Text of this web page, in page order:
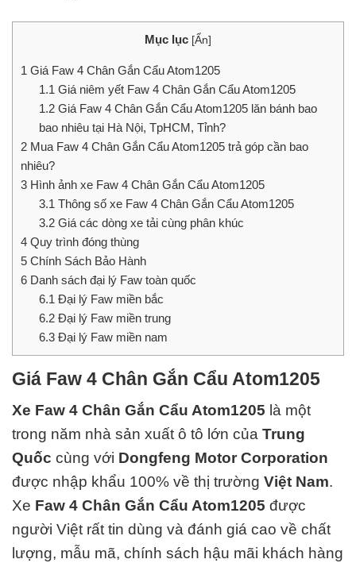
Mục lục [Ẩn]
1 Giá Faw 4 Chân Gắn Cẩu Atom1205
1.1Giá niêm yết Faw 4 Chân Gắn Cẩu Atom1205
1.2Giá Faw 4 Chân Gắn Cẩu Atom1205 lăn bánh bao
bao nhiêu tại Hà Nội, TpHCM, Tỉnh?
2 Mua Faw 4 Chân Gắn Cẩu Atom1205 trả góp cần bao
nhiêu?
3 Hình ảnh xe Faw 4 Chân Gắn Cẩu Atom1205
3.1Thông số xe Faw 4 Chân Gắn Cẩu Atom1205
3.2Giá các dòng xe tải cùng phân khúc
4 Quy trình đóng thùng
5 Chính Sách Bảo Hành
6 Danh sách đại lý Faw toàn quốc
6.1Đại lý Faw miền bắc
6.2Đại lý Faw miền trung
6.3Đại lý Faw miền nam
Giá Faw 4 Chân Gắn Cẩu Atom1205
Xe Faw 4 Chân Gắn Cẩu Atom1205 là một
trong năm nhà sản xuất ô tô lớn của Trung
Quốc cùng với Dongfeng Motor Corporation
được nhập khẩu 100% về thị trường Việt Nam.
Xe Faw 4 Chân Gắn Cẩu Atom1205 được
người Việt rất tin dùng và đánh giá cao về chất
lượng, mẫu mã, chính sách hậu mãi khách hàng